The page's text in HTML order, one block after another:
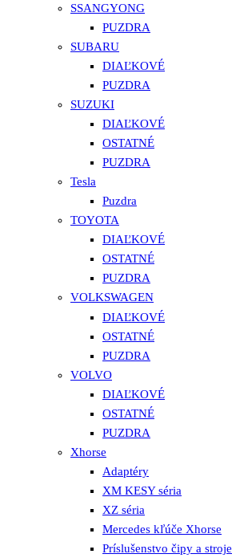
SSANGYONG
PUZDRA
SUBARU
DIAĽKOVÉ
PUZDRA
SUZUKI
DIAĽKOVÉ
OSTATNÉ
PUZDRA
Tesla
Puzdra
TOYOTA
DIAĽKOVÉ
OSTATNÉ
PUZDRA
VOLKSWAGEN
DIAĽKOVÉ
OSTATNÉ
PUZDRA
VOLVO
DIAĽKOVÉ
OSTATNÉ
PUZDRA
Xhorse
Adaptéry
XM KESY séria
XZ séria
Mercedes kľúče Xhorse
Príslušenstvo čipy a stroje